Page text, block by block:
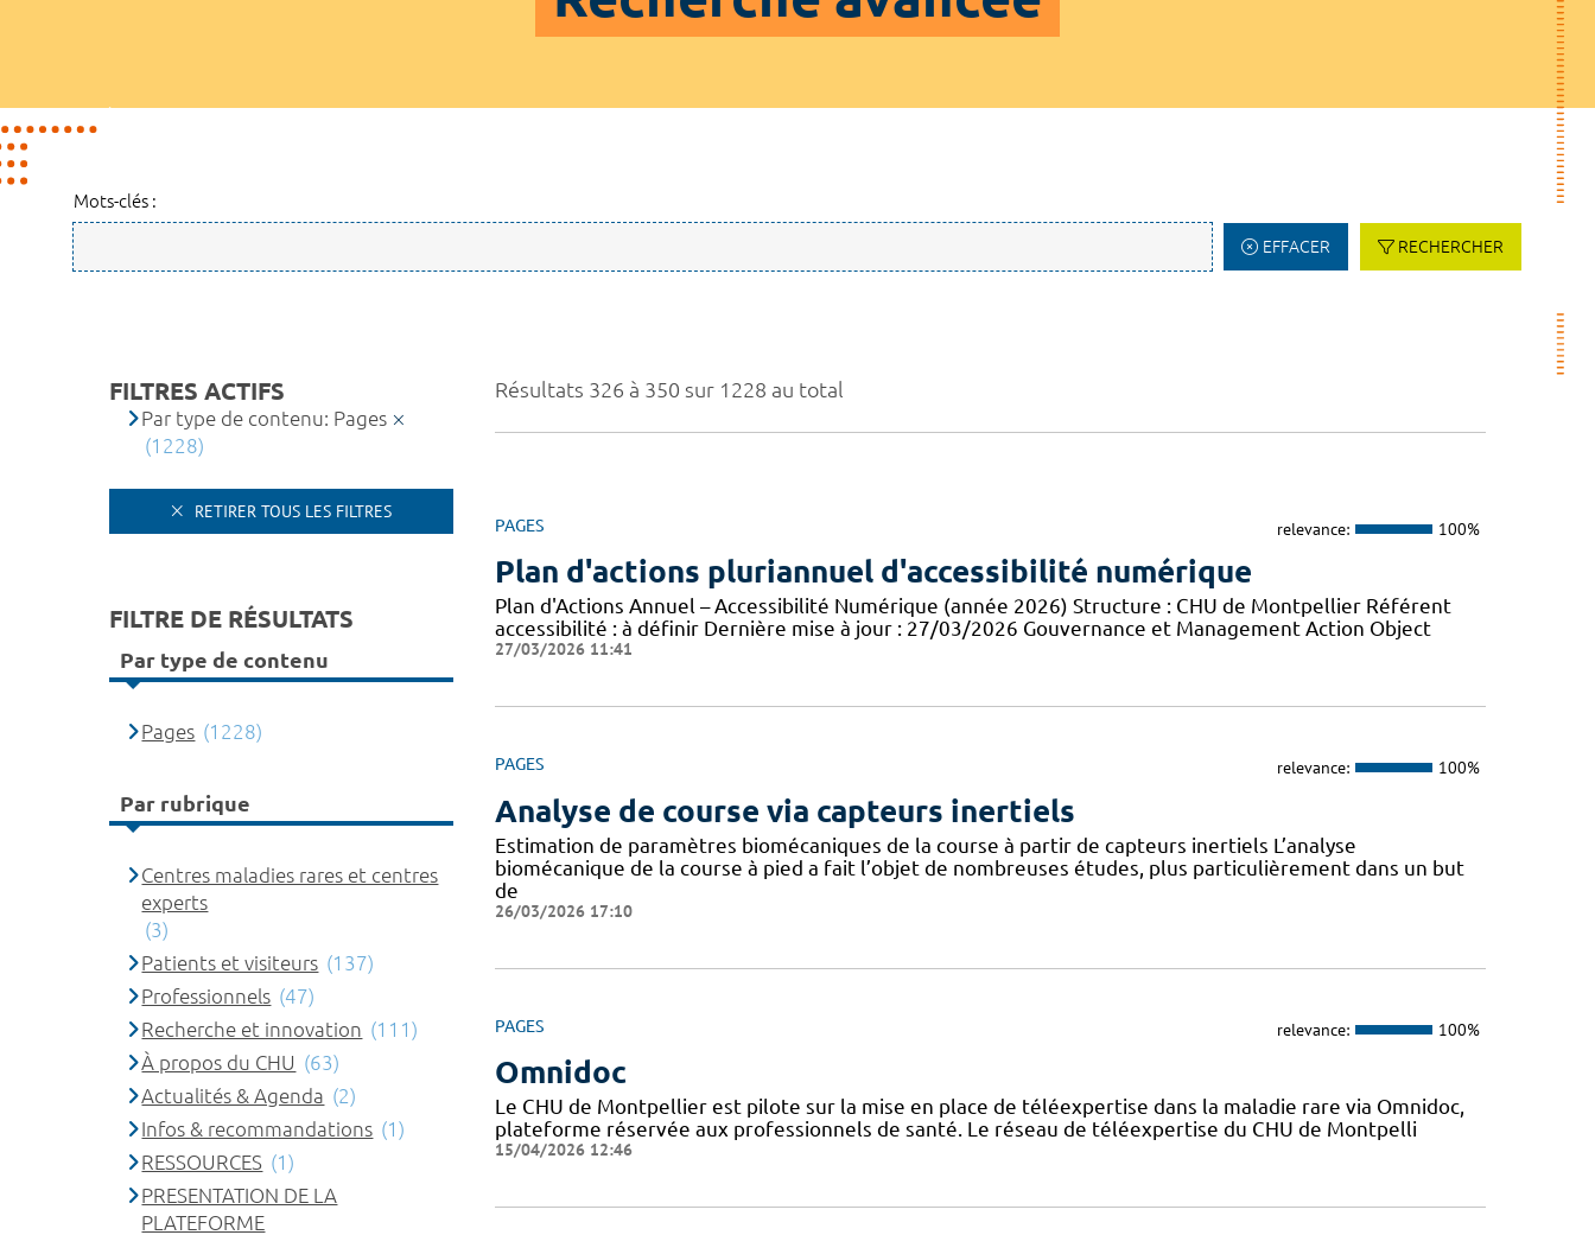
Mots-clés :
EFFACER RECHERCHER
Résultats 326 à 350 sur 1228 au total
PAGES relevance: 100%
Plan d'actions pluriannuel d'accessibilité numérique
Plan d'Actions Annuel – Accessibilité Numérique (année 2026) Structure : CHU de Montpellier Référent
accessibilité : à définir Dernière mise à jour : 27/03/2026 Gouvernance et Management Action Object
27/03/2026 11:41
PAGES relevance: 100%
Analyse de course via capteurs inertiels
Estimation de paramètres biomécaniques de la course à partir de capteurs inertiels L’analyse
biomécanique de la course à pied a fait l’objet de nombreuses études, plus particulièrement dans un but
de
26/03/2026 17:10
PAGES relevance: 100%
Omnidoc
Le CHU de Montpellier est pilote sur la mise en place de téléexpertise dans la maladie rare via Omnidoc,
plateforme réservée aux professionnels de santé. Le réseau de téléexpertise du CHU de Montpelli
15/04/2026 12:46
FILTRES ACTIFS
Par type de contenu: Pages
(1228)
RETIRER TOUS LES FILTRES
FILTRE DE RÉSULTATS
Par type de contenu
Pages (1228)
Par rubrique
Centres maladies rares et centres
experts
(3)
Patients et visiteurs (137)
Professionnels (47)
Recherche et innovation (111)
À propos du CHU (63)
Actualités & Agenda (2)
Infos & recommandations (1)
RESSOURCES (1)
PRESENTATION DE LA
PLATEFORME